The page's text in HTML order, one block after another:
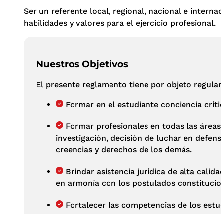
Ser un referente local, regional, nacional e
habilidades y valores para el ejercicio profesional.
Nuestros Objetivos
El presente reglamento tiene por objeto
Formar en el estudiante conciencia
Formar profesionales en todas las
investigación, decisión de luchar en
creencias y derechos de los demás.
Brindar asistencia jurídica de alta
en armonía con los postulados
Fortalecer las competencias de los